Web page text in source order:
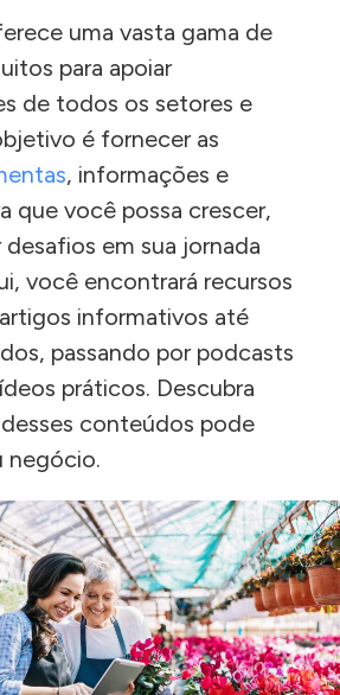
uma vasta gama de
para apoiar
de todos os setores e
é fornecer as
, informações e
que você possa crescer,
desafios em sua jornada
você encontrará recursos
informativos até
passando por podcasts
práticos. Descubra
conteúdos pode
negócio.